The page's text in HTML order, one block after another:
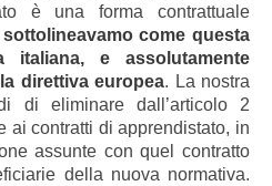
è una forma contrattuale
sottolineavamo come questa
italiana, e assolutamente
direttiva europea. La nostra
di eliminare dall’articolo 2
ai contratti di apprendistato, in
assunte con quel contratto
della nuova normativa.